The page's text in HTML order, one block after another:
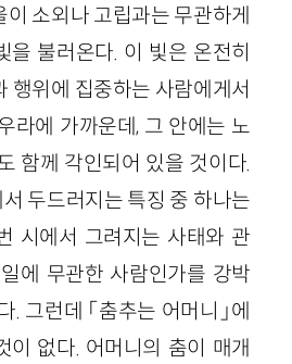
이 소외나 고립과는 무관하게
을 불러온다. 이 빛은 온전히
행위에 집중하는 사람에게서
라에 가까운데, 그 안에는 노
함께 각인되어 있을 것이다.
두드러지는 특징 중 하나는
시에서 그려지는 사태와 관
에 무관한 사람인가를 강박
. 그런데 「춤추는 어머니」에
이 없다. 어머니의 춤이 매개